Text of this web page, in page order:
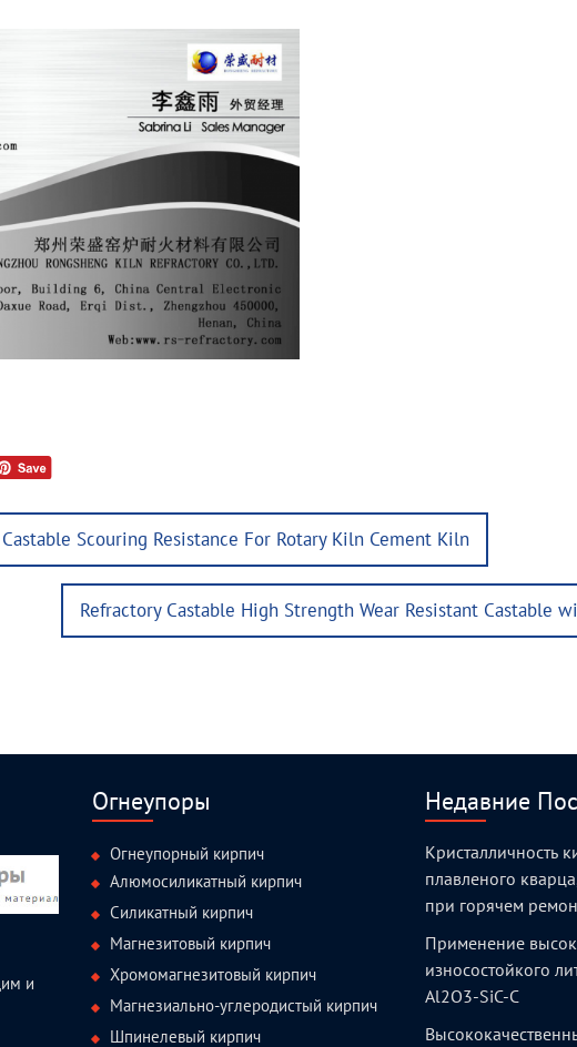
Scouring Resistance For Rotary Kiln Cement Kiln
Next
post:
Refractory Castable High Strength Wear Resistant Castable
и
Огнеупоры
Огнеупорный кирпич
Алюмосиликатный кирпич
Силикатный кирпич
Магнезитовый кирпич
Хромомагнезитовый кирпич
Магнезиально-углеродистый кирпич
Шпинелевый кирпич
Недавние
Кристалличность
плавленого
при горячем
Применение
износостойкого
Al2O3-SiC-C